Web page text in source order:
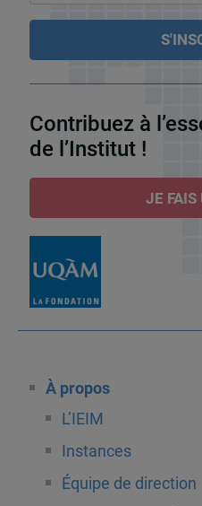
Contribuez à
de l’Institut !
JE FAIS
À propos
L’IEIM
Instances
Équipe de direction